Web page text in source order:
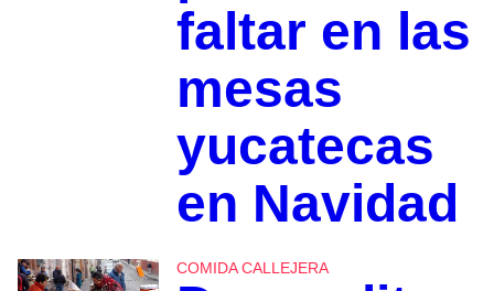
faltar en las
mesas
yucatecas
en Navidad
COMIDA CALLEJERA